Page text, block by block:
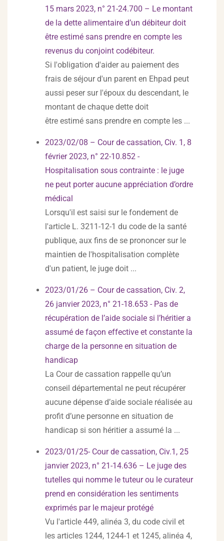
15 mars 2023, n° 21-24.700 – Le montant
de la dette alimentaire d’un débiteur doit
être estimé sans prendre en compte les
revenus du conjoint codébiteur.
Si l'obligation d'aider au paiement des
frais de séjour d'un parent en Ehpad peut
aussi peser sur l'époux du descendant, le
montant de chaque dette doit
être estimé sans prendre en compte les ...
2023/02/08 – Cour de cassation, Civ. 1, 8
février 2023, n° 22-10.852 -
Hospitalisation sous contrainte : le juge
ne peut porter aucune appréciation d’ordre
médical
Lorsqu'il est saisi sur le fondement de
l'article L. 3211-12-1 du code de la santé
publique, aux fins de se prononcer sur le
maintien de l'hospitalisation complète
d'un patient, le juge doit ...
2023/01/26 – Cour de cassation, Civ. 2,
26 janvier 2023, n° 21-18.653 - Pas de
récupération de l’aide sociale si l’héritier a
assumé de façon effective et constante la
charge de la personne en situation de
handicap
La Cour de cassation rappelle qu’un
conseil départemental ne peut récupérer
aucune dépense d’aide sociale réalisée au
profit d’une personne en situation de
handicap si son héritier a assumé la ...
2023/01/25- Cour de cassation, Civ.1, 25
janvier 2023, n° 21-14.636 – Le juge des
tutelles qui nomme le tuteur ou le curateur
prend en considération les sentiments
exprimés par le majeur protégé
Vu l'article 449, alinéa 3, du code civil et
les articles 1244, 1244-1 et 1245, alinéa 4,